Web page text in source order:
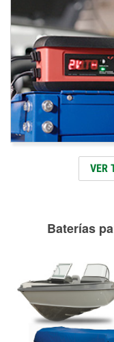
VER
Baterías